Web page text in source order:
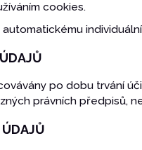
cookies.
po dobu trvání
právních předpisů,
ÚDAJŮ